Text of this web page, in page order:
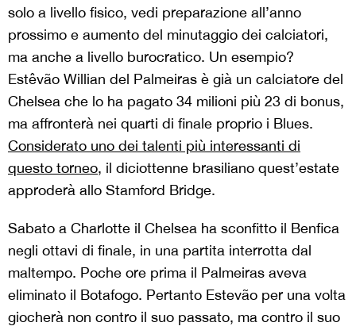
solo a livello fisico, vedi preparazione all’anno
prossimo e aumento del minutaggio dei calciatori,
ma anche a livello burocratico. Un esempio?
Estêvão Willian del Palmeiras è già un calciatore del
Chelsea che lo ha pagato 34 milioni più 23 di bonus,
ma affronterà nei quarti di finale proprio i Blues.
Considerato uno dei talenti più interessanti di
questo torneo, il diciottenne brasiliano quest’estate
approderà allo Stamford Bridge.
Sabato a Charlotte il Chelsea ha sconfitto il Benfica
negli ottavi di finale, in una partita interrotta dal
maltempo. Poche ore prima il Palmeiras aveva
eliminato il Botafogo. Pertanto Estevão per una volta
giocherà non contro il suo passato, ma contro il suo